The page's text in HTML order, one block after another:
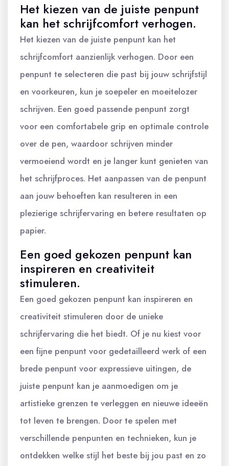
Het kiezen van de juiste penpunt
kan het schrijfcomfort verhogen.
Het kiezen van de juiste penpunt kan het
schrijfcomfort aanzienlijk verhogen. Door een
penpunt te selecteren die past bij jouw schrijfstijl
en voorkeuren, kun je soepeler en moeitelozer
schrijven. Een goed passende penpunt zorgt
voor een comfortabele grip en optimale controle
over de pen, waardoor schrijven minder
vermoeiend wordt en je langer kunt genieten van
het schrijfproces. Het aanpassen van de penpunt
aan jouw behoeften kan resulteren in een
plezierige schrijfervaring en betere resultaten op
papier.
Een goed gekozen penpunt kan
inspireren en creativiteit
stimuleren.
Een goed gekozen penpunt kan inspireren en
creativiteit stimuleren door de unieke
schrijfervaring die het biedt. Of je nu kiest voor
een fijne penpunt voor gedetailleerd werk of een
brede penpunt voor expressieve uitingen, de
juiste penpunt kan je aanmoedigen om je
artistieke grenzen te verleggen en nieuwe ideeën
tot leven te brengen. Door te spelen met
verschillende penpunten en technieken, kun je
ontdekken welke stijl het beste bij jou past en zo